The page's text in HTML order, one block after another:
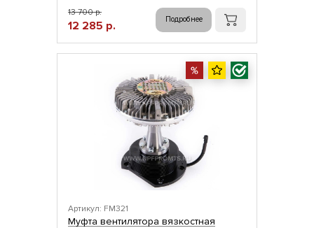
13 700 р.
12 285 р. Подробнее
Артикул: FM321
Муфта вентилятора вязкостная